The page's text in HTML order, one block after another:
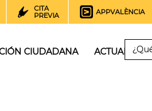
CITA
PREVIA
APPVALÈNCIA
CIUDADANA ACTUALIDAD